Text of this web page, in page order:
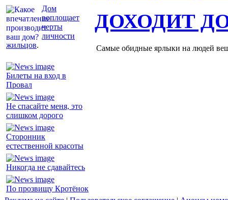
Дом
воплощает
черты
личности
жильцов.
Билеты на вход в
Провал
Не спасайте меня, это
слишком дорого
Сторонник
естественной красоты
Никогда не сдавайтесь
По прозвищу Кротёнок
ДОХОДИТ
Самые обидные ярлыки на людей